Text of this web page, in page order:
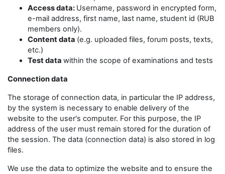
Access data: Username, password in encrypted form,
e-mail address, first name, last name, student id (RUB
members only).
Content data (e.g. uploaded files, forum posts, texts,
etc.)
Test data within the scope of examinations and tests
Connection data
The storage of connection data, in particular the IP address,
by the system is necessary to enable delivery of the
website to the user's computer. For this purpose, the IP
address of the user must remain stored for the duration of
the session. The data (connection data) is also stored in log
files.
We use the data to optimize the website and to ensure the